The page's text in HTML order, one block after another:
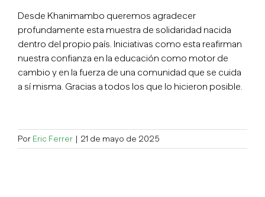
Desde Khanimambo queremos agradecer
profundamente esta muestra de solidaridad nacida
dentro del propio país. Iniciativas como esta reafirman
nuestra confianza en la educación como motor de
cambio y en la fuerza de una comunidad que se cuida
a sí misma. Gracias a todos los que lo hicieron posible.
Por Eric Ferrer | 21 de mayo de 2025